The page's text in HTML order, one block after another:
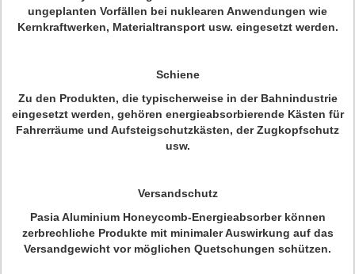
ungeplanten Vorfällen bei nuklearen Anwendungen wie
Kernkraftwerken, Materialtransport usw. eingesetzt werden.
Schiene
Zu den Produkten, die typischerweise in der Bahnindustrie
eingesetzt werden, gehören energieabsorbierende Kästen für
Fahrerräume und Aufsteigschutzkästen, der Zugkopfschutz
usw.
Versandschutz
Pasia Aluminium Honeycomb-Energieabsorber können
zerbrechliche Produkte mit minimaler Auswirkung auf das
Versandgewicht vor möglichen Quetschungen schützen.